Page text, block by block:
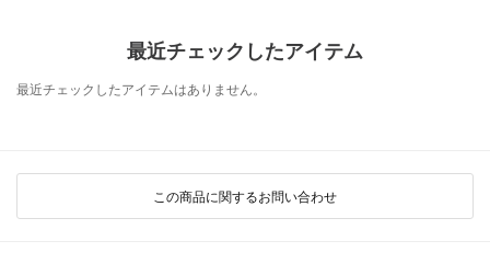
最近チェックしたアイテム
最近チェックしたアイテムはありません。
この商品に関するお問い合わせ